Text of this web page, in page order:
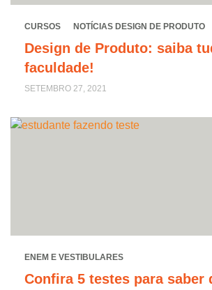
CURSOS NOTÍCIAS DESIGN DE PRODUTO
Design de Produto: saiba
faculdade!
SETEMBRO 27, 2021
ENEM E VESTIBULARES
Confira 5 testes para saber